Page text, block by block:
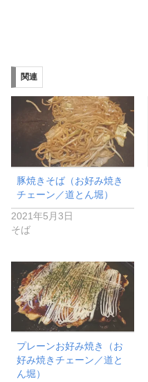
関連
豚焼きそば（お好み焼き
チェーン／道とん堀）
2021年5月3日
そば
プレーンお好み焼き（お
好み焼きチェーン／道と
ん堀）